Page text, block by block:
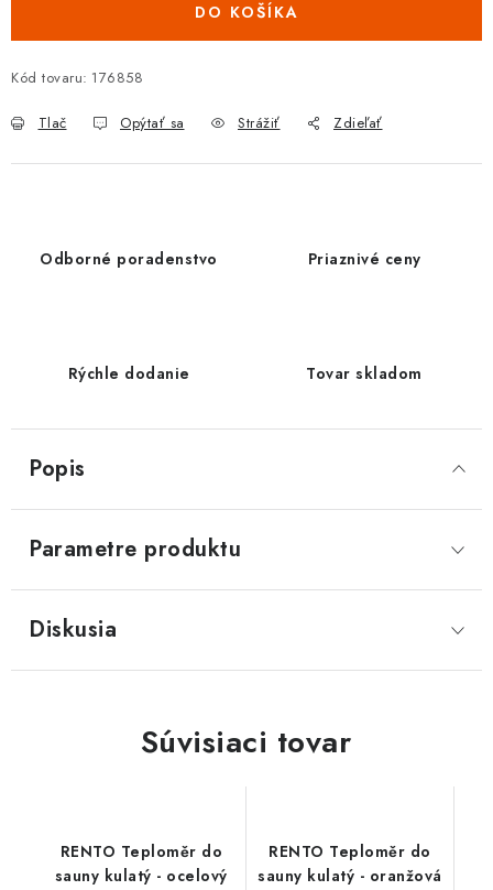
DO KOŠÍKA
Kód tovaru: 176858
Tlač Opýtať sa Strážiť Zdieľať
Odborné poradenstvo Priaznivé ceny
Rýchle dodanie Tovar skladom
Popis
Parametre produktu
Diskusia
Súvisiaci tovar
RENTO Teploměr do
sauny kulatý - ocelový
RENTO Teploměr do
sauny kulatý - oranžová